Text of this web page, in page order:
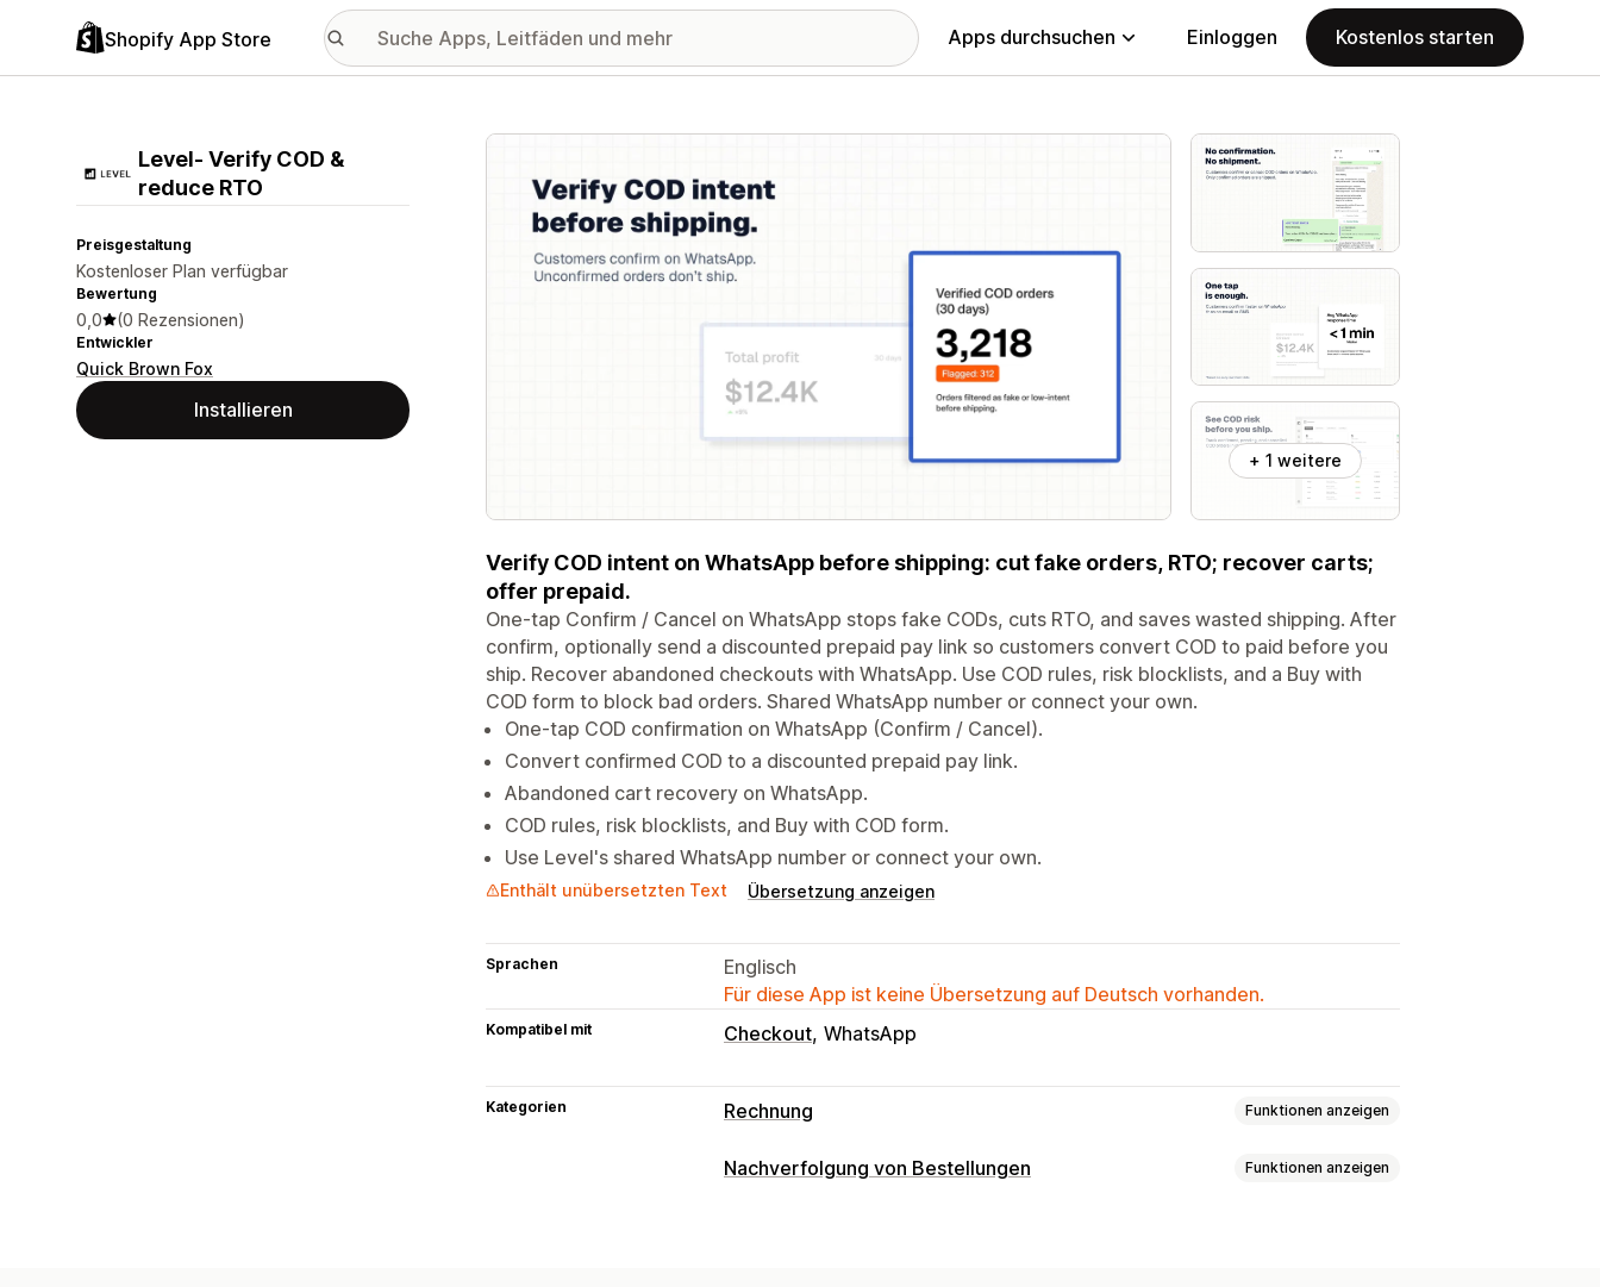
Shopify App Store Apps durchsuchen Einloggen Kostenlos starten
Level‑ Verify COD &
reduce RTO
Preisgestaltung
Kostenloser Plan verfügbar
Bewertung
0,0 (0 Rezensionen)
Entwickler
Quick Brown Fox
Installieren
Vorgestellte Bildergalerie
+ 1 weitere
Verify COD intent on WhatsApp before shipping: cut fake orders, RTO; recover carts;
offer prepaid.
One-tap Confirm / Cancel on WhatsApp stops fake CODs, cuts RTO, and saves wasted shipping. After
confirm, optionally send a discounted prepaid pay link so customers convert COD to paid before you
ship. Recover abandoned checkouts with WhatsApp. Use COD rules, risk blocklists, and a Buy with
COD form to block bad orders. Shared WhatsApp number or connect your own.
One-tap COD confirmation on WhatsApp (Confirm / Cancel).
Convert confirmed COD to a discounted prepaid pay link.
Abandoned cart recovery on WhatsApp.
COD rules, risk blocklists, and Buy with COD form.
Use Level's shared WhatsApp number or connect your own.
Enthält unübersetzten Text Übersetzung anzeigen
Sprachen
Englisch
Für diese App ist keine Übersetzung auf Deutsch vorhanden.
Kompatibel mit Checkout WhatsApp
Kategorien Rechnung Funktionen anzeigen
COD-Management
Nachverfolgung von Bestellungen Funktionen anzeigen